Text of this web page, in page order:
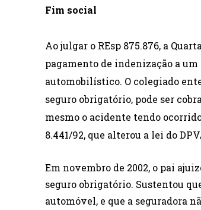
Fim social
Ao julgar o REsp 875.876, a
pagamento de indenização a
automobilístico. O colegiado
seguro obrigatório, pode ser
mesmo o acidente tendo
8.441/92, que alterou a lei do
Em novembro de 2002, o pai
seguro obrigatório. Sustentou
automóvel, e que a seguradora